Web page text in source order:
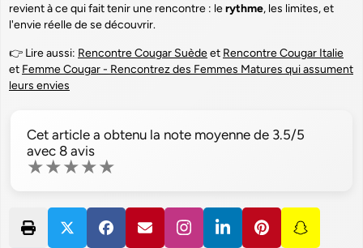
revient à ce qui fait tenir une rencontre : lerythme, les limites, et
l'envie réelle de se découvrir.
👉 Lire aussi: Rencontre Cougar Suèdeet Rencontre Cougar Italie
et Femme Cougar - Rencontrez des Femmes Matures qui assument
leurs envies
Cet article a obtenu la note moyenne de 3.5/5
avec 8 avis
★★★★★